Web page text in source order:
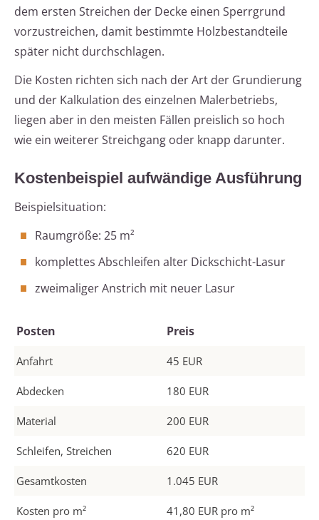
dem ersten Streichen der Decke einen Sperrgrund
vorzustreichen, damit bestimmte Holzbestandteile
später nicht durchschlagen.
Die Kosten richten sich nach der Art der Grundierung
und der Kalkulation des einzelnen Malerbetriebs,
liegen aber in den meisten Fällen preislich so hoch
wie ein weiterer Streichgang oder knapp darunter.
Kostenbeispiel aufwändige Ausführung
Beispielsituation:
Raumgröße: 25 m²
komplettes Abschleifen alter Dickschicht-Lasur
zweimaliger Anstrich mit neuer Lasur
Posten Preis
Anfahrt 45 EUR
Abdecken 180 EUR
Material 200 EUR
Schleifen, Streichen 620 EUR
Gesamtkosten 1.045 EUR
Kosten pro m² 41,80 EUR pro m²